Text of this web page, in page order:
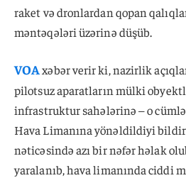
raket və dronlardan qopan
məntəqələri üzərinə düşüb.
VOAxəbər verir ki, nazirlik
pilotsuz aparatların mülki
infrastruktur sahələrinə – o
Hava Limanına yönəldildiyi
nəticəsində azı bir nəfər həlak
yaralanıb, hava limanında ciddi